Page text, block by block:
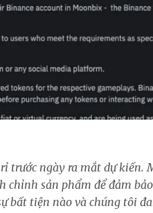
trước ngày ra mắt dự kiến.
chỉnh sản phẩm để đảm
bất tiện nào và chúng tôi